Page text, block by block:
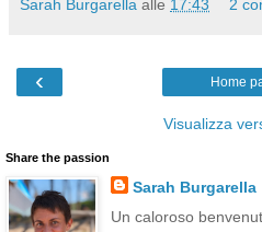
Sarah Burgarella alle 17:43 2
‹ Home
Visualizza
Share the passion
Sarah Burgarella
Un caloroso